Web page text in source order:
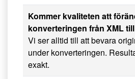
Kommer kvaliteten att
konverteringen från XML
Vi ser alltid till att bevara
under konverteringen.
exakt.